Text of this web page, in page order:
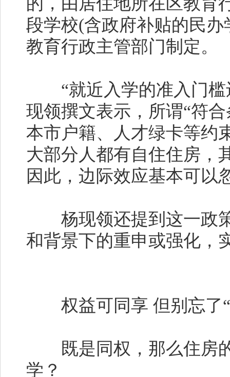
段学校(含政府补贴的民
教育行政主管部门制定。
“就近入学的准入门槛
现领撰文表示，所谓“符
本市户籍、人才绿卡等约
大部分人都有自住住房，
因此，边际效应基本可以
杨现领还提到这一政策
和背景下的重申或强化，
权益可同享 但别忘了“
既是同权，那么住房的
学？